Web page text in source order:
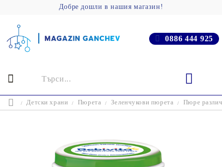
Добре дошли в нашия магазин!
0886 444 925
Детски храни Пюрета Зеленчукови пюрета Пюре